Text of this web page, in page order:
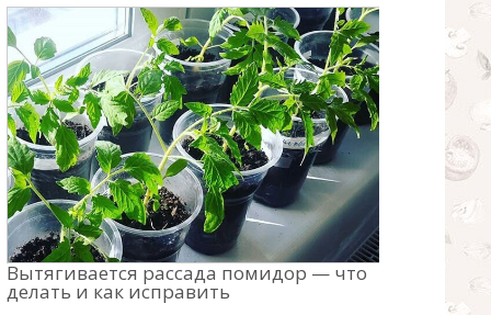
Вытягивается рассада помидор — что
делать и как исправить